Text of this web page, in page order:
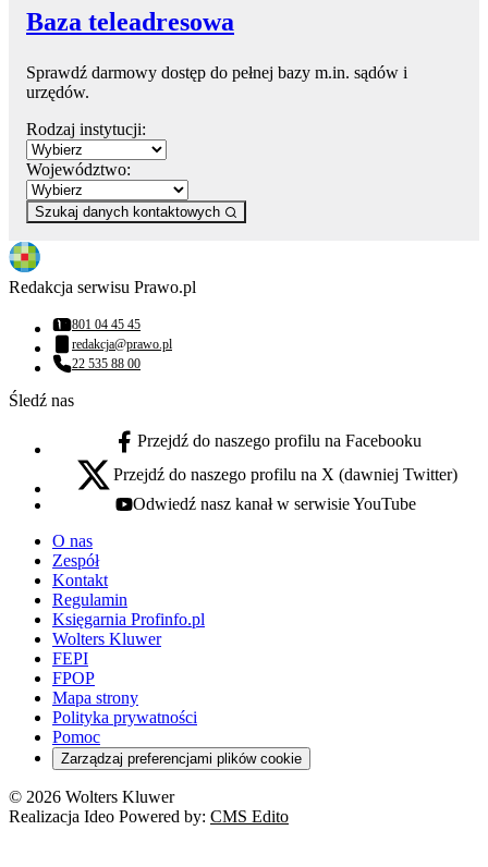
Baza teleadresowa
Sprawdź darmowy dostęp do pełnej bazy m.in. sądów i
urzędów.
Rodzaj instytucji:
Województwo:
Szukaj danych kontaktowych
Redakcja serwisu Prawo.pl
Numer telefonu:
801 04 45 45
Adres email:
redakcja@prawo.pl
Numer telefonu:
22 535 88 00
Śledź nas
facebook - otwiera się w nowej karcie
Przejdź do naszego profilu na Facebooku
x - otwiera się w nowej karcie
Przejdź do naszego profilu na X (dawniej Twitter)
youtube - otwiera się w nowej karcie
Odwiedź nasz kanał w serwisie YouTube
O nas
Zespół
Kontakt
Regulamin
Księgarnia Profinfo.pl
Wolters Kluwer
FEPI
FPOP
Mapa strony
Polityka prywatności
Pomoc
Zarządzaj preferencjami plików cookie
© 2026 Wolters Kluwer
Realizacja Ideo Powered by: CMS Edito